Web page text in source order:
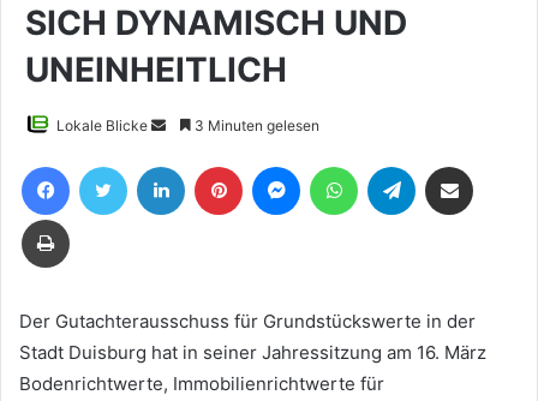
SICH DYNAMISCH UND
UNEINHEITLICH
Lokale Blicke
Sende
eine
E-
3 Minuten gelesen
FacebookTwitter LinkedIn Pinterest MessengerWhatsAppTelegram
Drucken
Der Gutachterausschuss für Grundstückswerte in der
Stadt Duisburg hat in seiner Jahressitzung am 16. März
Bodenrichtwerte, Immobilienrichtwerte für